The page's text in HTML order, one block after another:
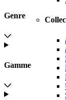
Genre
Gamme